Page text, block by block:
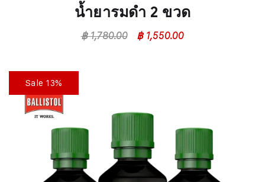
น้ำยารมดำ 2 ขวด
฿1,780.00 ฿1,550.00
Sale 13%